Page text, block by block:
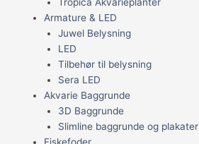
Armature & LED
Juwel Belysning
LED
Tilbehør til belysning
Sera LED
Akvarie Baggrunde
3D Baggrunde
Slimline baggrunde og plakater
Fiskefoder